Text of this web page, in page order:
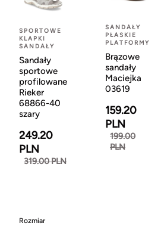
SPORTOWE
KLAPKI
SANDAŁY
Sandały
sportowe
profilowane
Rieker
68866-40
szary
249.20
PLN
319.00 PLN
Rozmiar
SANDAŁY
PŁASKIE
PLATFORMY
Brązowe
sandały
Maciejka
03619
159.20
PLN
199.00
PLN